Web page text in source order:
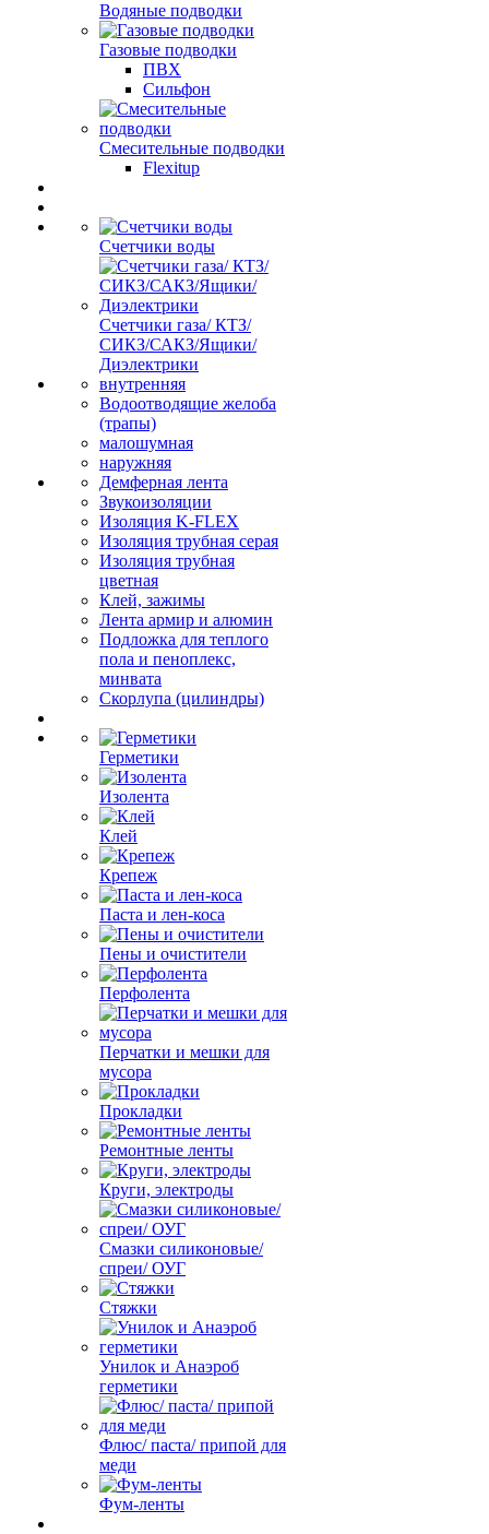
Водяные подводки
Газовые подводки
ПВХ
Сильфон
Смесительные подводки
Flexitup
Счетчики воды
Счетчики газа/ КТЗ/
СИКЗ/САКЗ/Ящики/
Диэлектрики
внутренняя
Водоотводящие желоба
(трапы)
малошумная
наружняя
Демферная лента
Звукоизоляции
Изоляция K-FLEX
Изоляция трубная серая
Изоляция трубная
цветная
Клей, зажимы
Лента армир и алюмин
Подложка для теплого
пола и пеноплекс,
минвата
Скорлупа (цилиндры)
Герметики
Изолента
Клей
Крепеж
Паста и лен-коса
Пены и очистители
Перфолента
Перчатки и мешки для
мусора
Прокладки
Ремонтные ленты
Круги, электроды
Смазки силиконовые/
спреи/ ОУГ
Стяжки
Унилок и Анаэроб
герметики
Флюс/ паста/ припой для
меди
Фум-ленты